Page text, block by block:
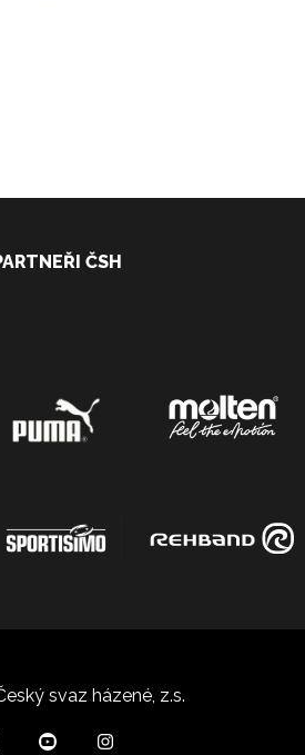
ČSH
svaz házené, z.s.